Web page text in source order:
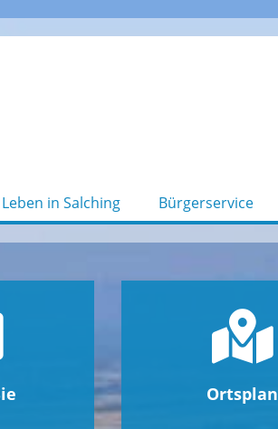
Leben in Salching Bürgerservice
Ortsplan